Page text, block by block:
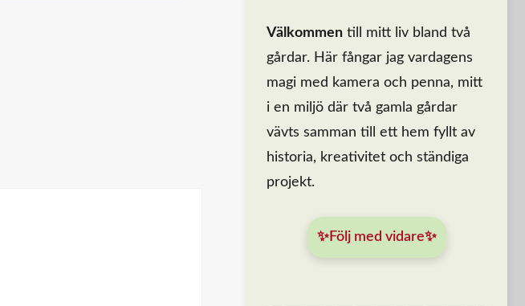
Välkommen till mitt liv bland två
gårdar. Här fångar jag vardagens
magi med kamera och penna, mitt
i en miljö där två gamla gårdar
vävts samman till ett hem fyllt av
historia, kreativitet och ständiga
projekt.
✨Följ med vidare✨